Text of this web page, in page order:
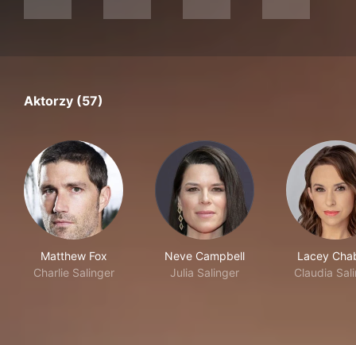
Aktorzy (57)
Matthew Fox
Charlie Salinger
Neve Campbell
Julia Salinger
Lacey
Claudia